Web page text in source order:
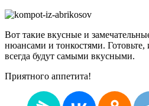
Вот такие вкусные и
нюансами и тонкостями.
всегда будут самыми вкусными.
Приятного аппетита!